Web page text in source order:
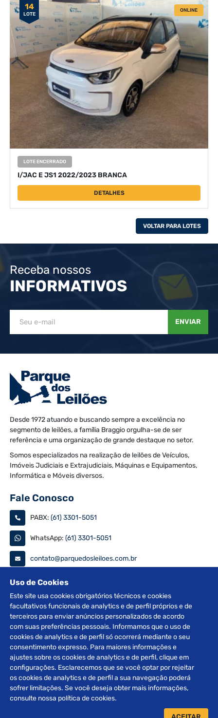
14
LOTE
ONLINE
LOTE ENCERRADO
I/JAC E JS1 2022/2023 BRANCA
DETALHES
VOLTAR PARA LOTES
Receba nossos
INFORMATIVOS
ENVIAR
Desde 1972 atuando e buscando sempre a excelência no
segmento de leilões, a família Braggio orgulha-se de ser
referência e uma organização de grande destaque no setor.
Somos especializados na realização de leilões de Veículos,
Imóveis Judiciais e Extrajudiciais, Máquinas e Equipamentos,
Informática e Móveis diversos.
Fale Conosco
PABX: (61) 3301-5051
WhatsApp: (61) 3301-5051
contato@parquedosleiloes.com.br
Consulte seu documento
PESQUISAR
Siga nas redes
2012 © Copyright Parque dos Leilões. Desenvolvido por
Uso de Cookies
Este site usa cookies obrigatórios técnicos e cookies
facultativos funcionais de analytics e de perfil próprios e de
terceiros para enviar anúncios personalizados de acordo
com suas preferências pessoais. Informamos que o uso de
cookies de analytics e de perfil só ocorrerá mediante o seu
consentimento expresso. Para maiores informações e
ajustes sobre os cookies de analytics e de perfil, clique em
configurações. Esclarecemos que se você optar por rejeitar
os cookies de analytics e de perfil a sua navegação poderá
sofrer limitações. Se você deseja obter mais informações,
consulte nossa política de cookies.